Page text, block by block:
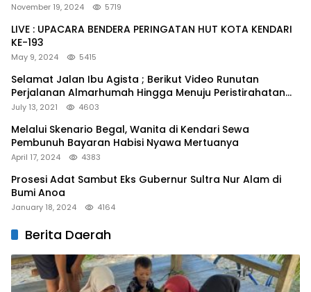
November 19, 2024 5719
LIVE : UPACARA BENDERA PERINGATAN HUT KOTA KENDARI
KE-193
May 9, 2024 5415
Selamat Jalan Ibu Agista ; Berikut Video Runutan
Perjalanan Almarhumah Hingga Menuju Peristirahatan
Terakhir
July 13, 2021 4603
Melalui Skenario Begal, Wanita di Kendari Sewa
Pembunuh Bayaran Habisi Nyawa Mertuanya
April 17, 2024 4383
Prosesi Adat Sambut Eks Gubernur Sultra Nur Alam di
Bumi Anoa
January 18, 2024 4164
Berita Daerah